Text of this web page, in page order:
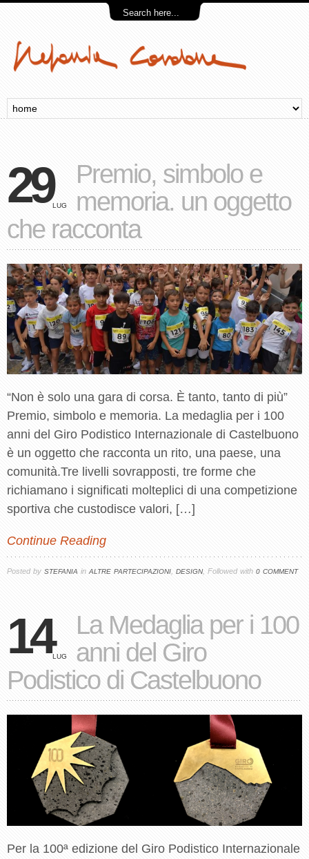
29LUG
Premio, simbolo e
memoria. un oggetto
che racconta
“Non è solo una gara di corsa. È tanto, tanto di più”
Premio, simbolo e memoria. La medaglia per i 100
anni del Giro Podistico Internazionale di Castelbuono
è un oggetto che racconta un rito, una paese, una
comunità.Tre livelli sovrapposti, tre forme che
richiamano i significati molteplici di una competizione
sportiva che custodisce valori, […]
Continue Reading
Posted by STEFANIA in ALTRE PARTECIPAZIONI DESIGN, Followed with 0 COMMENT
14LUG
La Medaglia per i 100
anni del Giro
Podistico di Castelbuono
Per la 100ª edizione del Giro Podistico Internazionale